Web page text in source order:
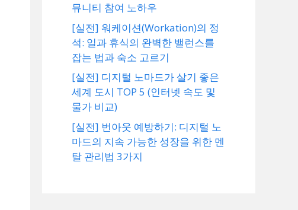
뮤니티 참여 노하우
[실전] 워케이션(Workation)의 정
석: 일과 휴식의 완벽한 밸런스를
잡는 법과 숙소 고르기
[실전] 디지털 노마드가 살기 좋은
세계 도시 TOP 5 (인터넷 속도 및
물가 비교)
[실전] 번아웃 예방하기: 디지털 노
마드의 지속 가능한 성장을 위한 멘
탈 관리법 3가지